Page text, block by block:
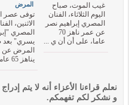
المرض
توفى عصر
الاثنين،
المصري
يسري" بعد
المرض عن
يناهز 65 عاماً ...
غيب الموت، صباح
اليوم الثلاثاء، الفنان
المصري إبراهيم نصر
عن عمر ناهز 70
عاما، على أن أن ي ...
نعلم قراءنا الأعزاء أنه لا يتم
و نشكر لكم تفهمكم.